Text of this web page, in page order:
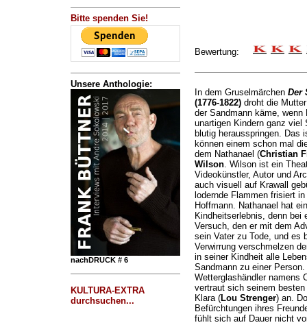
Bitte spenden Sie!
Unsere Anthologie:
nachDRUCK # 6
KULTURA-EXTRA
durchsuchen...
Bewertung:
In dem Gruselmärchen Der
(1776-1822)droht die
der Sandmann käme,
unartigen Kindern ganz viel
blutig herausspringen. Das
können einem schon mal
dem Nathanael (Christian
Wilson. Wilson ist ein
Videokünstler, Autor und
auch visuell auf Krawall
lodernde Flammen frisiert
Hoffmann. Nathanael hat
Kindheitserlebnis, denn
Versuch, den er mit dem
sein Vater zu Tode, und es
Verwirrung verschmelzen
in seiner Kindheit alle
Sandmann zu einer
Wetterglashändler namens
vertraut sich seinem
Klara (Lou Strenger) an.
Befürchtungen ihres
fühlt sich auf Dauer nicht